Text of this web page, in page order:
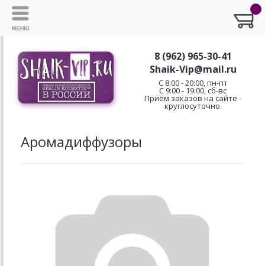
8 (962) 965-30-41
Shaik-Vip@mail.ru
C 8:00 - 20:00, пн-пт
С 9:00 - 19:00, сб-вс
Приём заказов на сайте -
круглосуточно.
Аромадиффузоры